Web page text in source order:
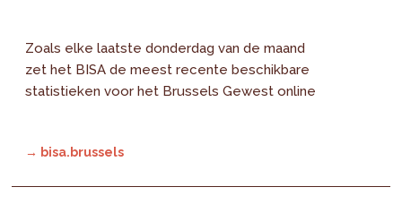
Zoals elke laatste donderdag van de maand
zet het BISA de meest recente beschikbare
statistieken voor het Brussels Gewest online
→ bisa.brussels